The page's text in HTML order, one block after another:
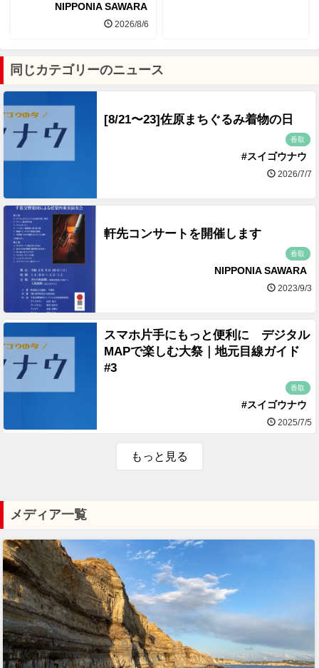
NIPPONIA SAWARA
2026/8/6
同じカテゴリーのニュース
[8/21〜23]佐原まちぐるみ着物の日
香取
#スイゴウナウ
2026/7/7
軒先コンサートを開催します
香取
NIPPONIA SAWARA
2023/9/3
スマホ片手にもっと便利に デジタル
MAPで楽しむ大祭｜地元目線ガイド
#3
香取
#スイゴウナウ
2025/7/5
もっと見る
メディア一覧